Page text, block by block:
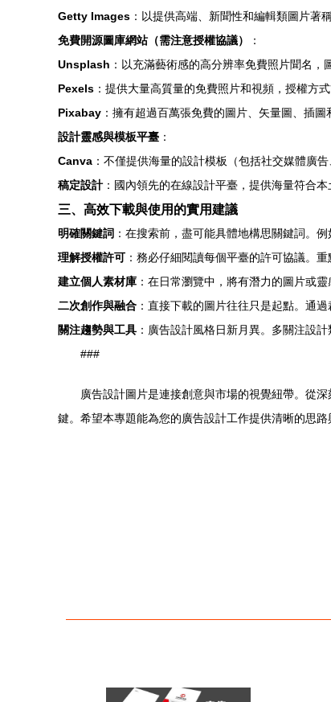
Getty Images ：以提供高端、新聞性和編輯類圖片著
免費開源圖庫網站（需注意授權協議）
：
Unsplash ：以充滿藝術感的高分辨率免費照片聞名，
Pexels ：提供大量高質量的免費照片和視頻，授權方
Pixabay ：擁有超過百萬張免費的圖片、矢量圖、插圖
設計靈感與模板平臺 ：
Canva ：不僅提供海量的設計模板（包括社交媒體廣
稿定設計：國內領先的在線設計平臺，提供海量符合
三、高效下載與使用的實用建議
明確關鍵詞 ：在搜索前，盡可能具體地構思關鍵詞。
理解授權許可 ：務必仔細閱讀每個平臺的許可協議。
建立個人素材庫 ：在日常瀏覽中，將有潛力的圖片或
二次創作與融合 ：直接下載的圖片往往只是起點。通
關注趨勢與工具 ：廣告設計風格日新月異。多關注設
###
廣告設計圖片是連接創意與市場的視覺紐帶。從
鍵。希望本專題能為您的廣告設計工作提供清晰的思